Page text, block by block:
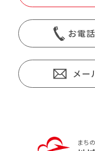
お電
メー
まち